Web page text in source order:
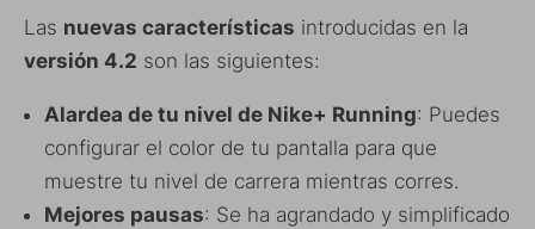
Las nuevas características introducidas en la
versión 4.2 son las siguientes:
Alardea de tu nivel de Nike+ Running: Puedes
configurar el color de tu pantalla para que
muestre tu nivel de carrera mientras corres.
Mejores pausas: Se ha agrandado y simplificado